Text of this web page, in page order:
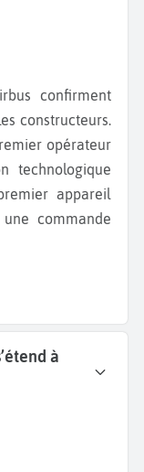
constructeurs.
opérateur
technologique
appareil
commande
à